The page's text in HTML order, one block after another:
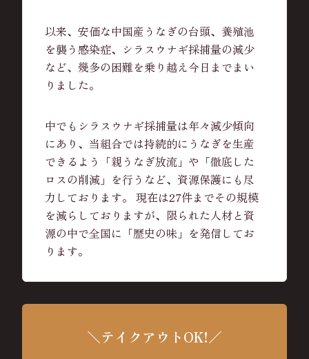
以来、安価な中国産うなぎの台頭、養殖池
を襲う感染症、シラスウナギ採捕量の減少
など、幾多の困難を乗り越え今日までまい
りました。
中でもシラスウナギ採捕量は年々減少傾向
にあり、当組合では持続的にうなぎを生産
できるよう「親うなぎ放流」や「徹底した
ロスの削減」を行うなど、資源保護にも尽
力しております。 現在は27件までその規模
を減らしておりますが、限られた人材と資
源の中で全国に「歴史の味」を発信してお
ります。
＼テイクアウトOK!／